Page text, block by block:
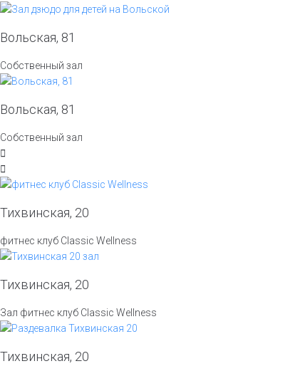
Вольская, 81
Собственный зал
Вольская, 81
Собственный зал
Тихвинская, 20
фитнес клуб Classic Wellness
Тихвинская, 20
Зал фитнес клуб Classic Wellness
Тихвинская, 20